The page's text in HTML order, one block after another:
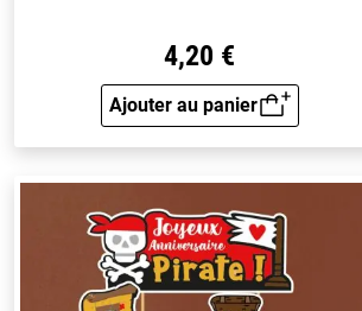
4,20 €
Ajouter au panier
Aperçu rapide